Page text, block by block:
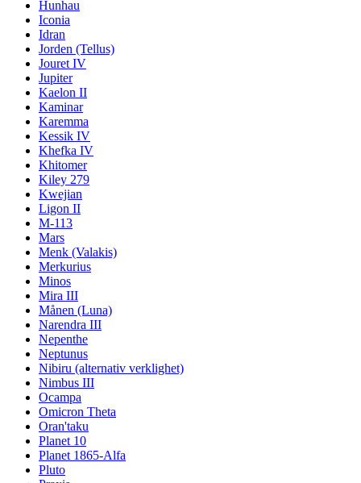
Hunhau
Iconia
Idran
Jorden (Tellus)
Jouret IV
Jupiter
Kaelon II
Kaminar
Karemma
Kessik IV
Khefka IV
Khitomer
Kiley 279
Kwejian
Ligon II
M-113
Mars
Menk (Valakis)
Merkurius
Minos
Mira III
Månen (Luna)
Narendra III
Nepenthe
Neptunus
Nibiru (alternativ verklighet)
Nimbus III
Ocampa
Omicron Theta
Oran'taku
Planet 10
Planet 1865-Alfa
Pluto